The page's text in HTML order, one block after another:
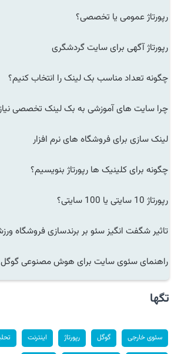
رپورتاژ عمومی یا تخصصی؟
رپورتاژ آگهی برای سایت گردشگری
چگونه تعداد مناسب بک لینک را انتخاب کنیم؟
چرا سایت های آموزشی به بک لینک تخصصی نیاز
لینک سازی برای فروشگاه های نرم افزار
چگونه برای کلینیک ها رپورتاژ بنویسیم؟
رپورتاژ 10 سایتی یا 100 سایتی؟
تاثیر شگفت انگیز سئو بر برندسازی فروشگاه
راهنمای سئوی سایت برای هوش مصنوعی گوگل
تگها
سئوی خارجی گوگل رپورتاژ اینترنت